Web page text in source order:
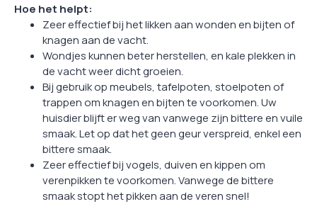
Hoe het helpt:
Zeer effectief bij het likken aan wonden en bijten of
knagen aan de vacht.
Wondjes kunnen beter herstellen, en kale plekken in
de vacht weer dicht groeien.
Bij gebruik op meubels, tafelpoten, stoelpoten of
trappen om knagen en bijten te voorkomen. Uw
huisdier blijft er weg van vanwege zijn bittere en vuile
smaak. Let op dat het geen geur verspreid, enkel een
bittere smaak.
Zeer effectief bij vogels, duiven en kippen om
verenpikken te voorkomen. Vanwege de bittere
smaak stopt het pikken aan de veren snel!